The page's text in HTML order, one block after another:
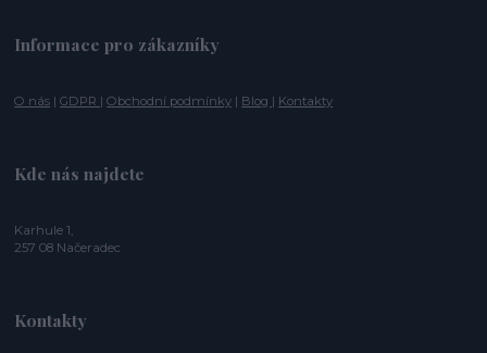
Informace pro zákazníky
O nás |GDPR |Obchodní podmínky | Blog | Kontakty
Kde nás najdete
Karhule 1,
257 08 Načeradec
Kontakty